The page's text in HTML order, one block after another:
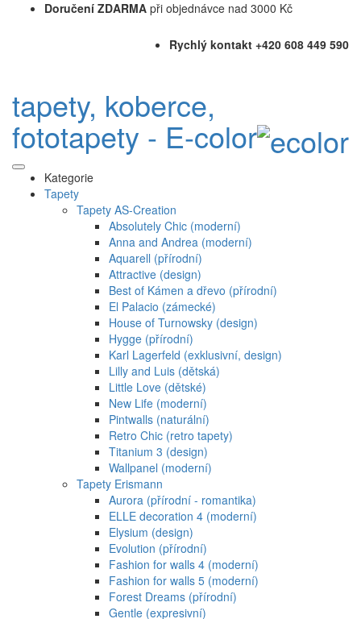
Doručení ZDARMA při objednávce nad 3000 Kč
Rychlý kontakt +420 608 449 590
tapety, koberce,
fototapety - E-color
Kategorie
Tapety
Tapety AS-Creation
Absolutely Chic (moderní)
Anna and Andrea (moderní)
Aquarell (přírodní)
Attractive (design)
Best of Kámen a dřevo (přírodní)
El Palacio (zámecké)
House of Turnowsky (design)
Hygge (přírodní)
Karl Lagerfeld (exklusivní, design)
Lilly and Luis (dětská)
Little Love (dětské)
New Life (moderní)
Pintwalls (naturální)
Retro Chic (retro tapety)
Titanium 3 (design)
Wallpanel (moderní)
Tapety Erismann
Aurora (přírodní - romantika)
ELLE decoration 4 (moderní)
Elysium (design)
Evolution (přírodní)
Fashion for walls 4 (moderní)
Fashion for walls 5 (moderní)
Forest Dreams (přírodní)
Gentle (expresivní)